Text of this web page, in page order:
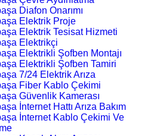
Diafon Onarımı
Elektrik Proje
Elektrik Tesisat Hizmeti
Elektrikçi
Elektrikli Şofben Montajı
Elektrikli Şofben Tamiri
7/24 Elektrik Arıza
Fiber Kablo Çekimi
Güvenlik Kamerası
İnternet Hattı Arıza Bakım
İnternet Kablo Çekimi Ve